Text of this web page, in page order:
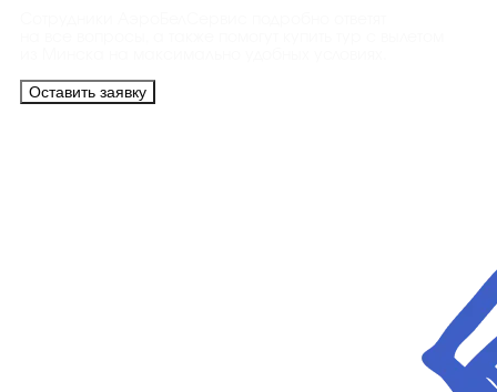
Оставить заявку